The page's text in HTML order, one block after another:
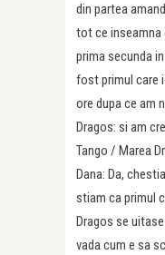
din partea
tot ce inseamna
prima secunda
fost primul care
ore dupa ce am
Dragos: si am
Tango / Marea
Dana: Da,
stiam ca primul
Dragos se
vada cum e sa